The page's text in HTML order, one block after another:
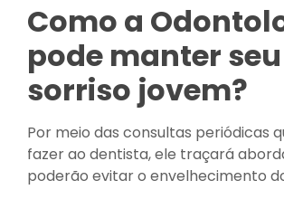
Como a
pode manter seu
sorriso jovem?
Por meio das consultas periódicas
fazer ao dentista, ele traçará
poderão evitar o envelhecimento